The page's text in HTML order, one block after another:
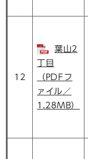
12
葉山2
丁目
（PDFフ
ァイル／
1.28MB）